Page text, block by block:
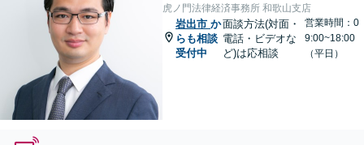
虎ノ門法律経済事務所 和歌山支店
岩出市 か
らも相談
受付中
面談方法(対面・
電話・ビデオな
ど)は応相談
営業時間：0
9:00~18:00
（平日）